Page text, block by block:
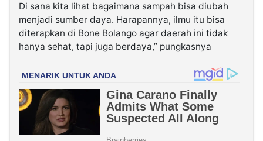
Di sana kita lihat bagaimana sampah bisa diubah
menjadi sumber daya. Harapannya, ilmu itu bisa
diterapkan di Bone Bolango agar daerah ini tidak
hanya sehat, tapi juga berdaya,” pungkasnya